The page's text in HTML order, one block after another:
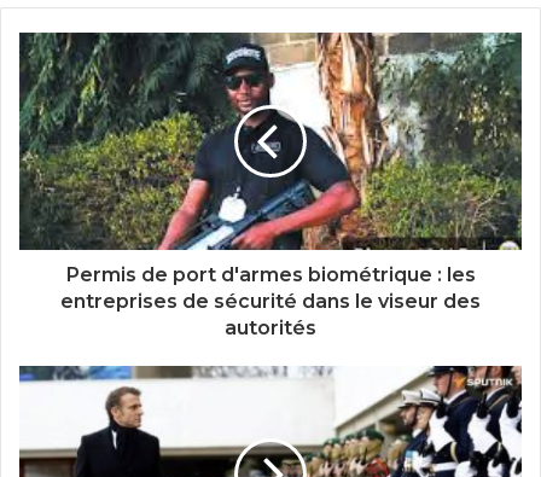
Permis de port d'armes biométrique : les
entreprises de sécurité dans le viseur des
autorités